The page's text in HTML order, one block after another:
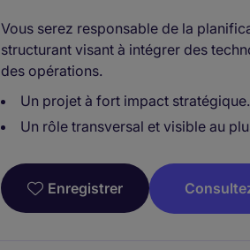
Vous serez responsable de la
structurant visant à intégrer des
des opérations.
Un projet à fort impact stratégique.
Un rôle transversal et visible au
Enregistrer